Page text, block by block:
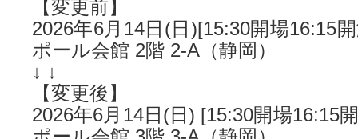
【変更前】
2026年6月14日(日)[15:30開場16:15
ポール会館 2階 2-A（静岡）
↓ ↓
【変更後】
2026年6月14日(日) [15:30開場16:15